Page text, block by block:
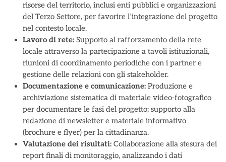
risorse del territorio, inclusi enti pubblici e organizzazioni
del Terzo Settore, per favorire l’integrazione del progetto
nel contesto locale.
Lavoro di rete: Supporto al rafforzamento della rete
locale attraverso la partecipazione a tavoli istituzionali,
riunioni di coordinamento periodiche con i partner e
gestione delle relazioni con gli stakeholder.
Documentazione e comunicazione: Produzione e
archiviazione sistematica di materiale video-fotografico
per documentare le fasi del progetto; supporto alla
redazione di newsletter e materiale informativo
(brochure e flyer) per la cittadinanza.
Valutazione dei risultati: Collaborazione alla stesura dei
report finali di monitoraggio, analizzando i dati